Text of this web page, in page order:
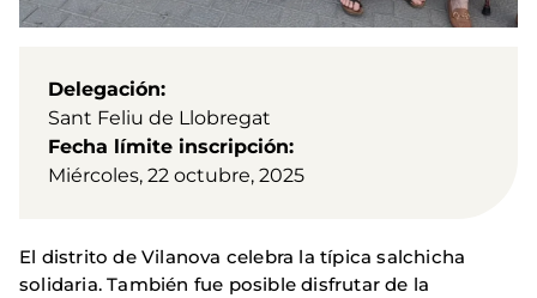
Delegación
Sant Feliu de Llobregat
Fecha límite inscripción
Miércoles, 22 octubre, 2025
El distrito de Vilanova celebra la típica salchicha
solidaria. También fue posible disfrutar de la